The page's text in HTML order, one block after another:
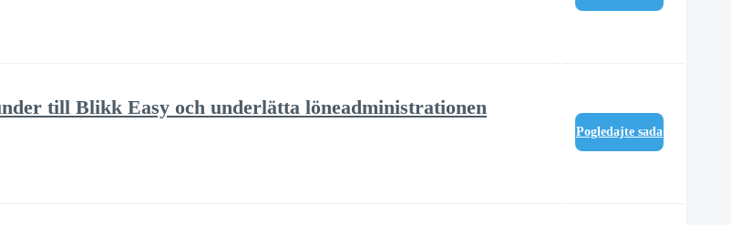
till Blikk Easy och underlätta löneadministrationen
Pogledajte sada